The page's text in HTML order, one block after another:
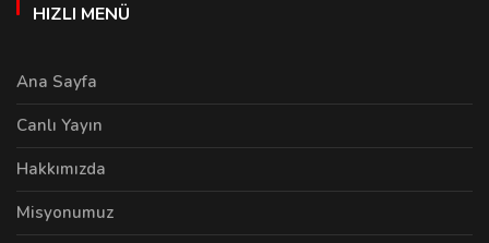
HIZLI MENÜ
Ana Sayfa
Canlı Yayın
Hakkımızda
Misyonumuz